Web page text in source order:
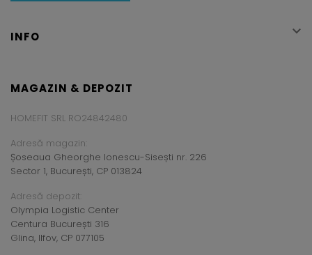
INFO 
MAGAZIN & DEPOZIT
HOMEFIT SRL RO24842480
Adresă magazin:
Șoseaua Gheorghe Ionescu-Sisești nr. 226
Sector 1, București, CP 013824
Adresă depozit:
Olympia Logistic Center
Centura București 316
Glina, Ilfov, CP 077105